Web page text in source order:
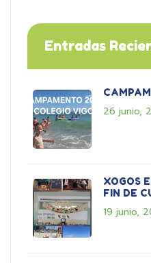
Entradas
26 junio,
XOGOS
FIN DE
19 junio,